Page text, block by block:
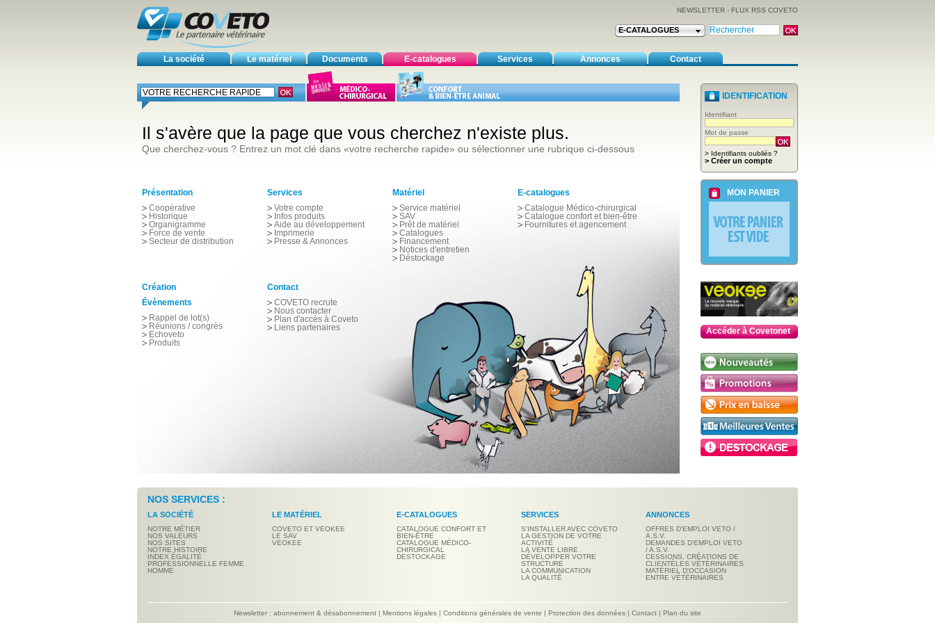
NEWSLETTER - FLUX RSS COVETO
E-CATALOGUES
La société Le matériel Documents E-catalogues Services Annonces Contact
Il s'avère que la page que vous cherchez n'existe plus.
Que cherchez-vous ? Entrez un mot clé dans «votre recherche rapide» ou sélectionner une rubrique ci-dessous
Présentation
Coopérative
Historique
Organigramme
Force de vente
Secteur de distribution
Services
Votre compte
Infos produits
Aide au développement
Imprimerie
Presse & Annonces
Matériel
Service matériel
SAV
Prêt de matériel
Catalogues
Financement
Notices d'entretien
Déstockage
E-catalogues
Catalogue Médico-chirurgical
Catalogue confort et bien-être
Fournitures et agencement
Création
Évènements
Rappel de lot(s)
Réunions / congrès
Echoveto
Produits
Contact
COVETO recrute
Nous contacter
Plan d'accès à Coveto
Liens partenaires
IDENTIFICATION
Identifiant
Mot de passe
> Identifiants oubliés ?
> Créer un compte
MON PANIER
Accéder à Covetonet
NOS SERVICES :
LA SOCIÉTÉ
NOTRE MÉTIER
NOS VALEURS
NOS SITES
NOTRE HISTOIRE
INDEX ÉGALITÉ
PROFESSIONNELLE FEMME
HOMME
LE MATÉRIEL
COVETO ET VEOKEE
LE SAV
VEOKEE
E-CATALOGUES
CATALOGUE CONFORT ET
BIEN-ÊTRE
CATALOGUE MÉDICO-
CHIRURGICAL
DESTOCKAGE
SERVICES
S'INSTALLER AVEC COVETO
LA GESTION DE VOTRE
ACTIVITÉ
LA VENTE LIBRE
DÉVELOPPER VOTRE
STRUCTURE
LA COMMUNICATION
LA QUALITÉ
ANNONCES
OFFRES D'EMPLOI VETO /
A.S.V.
DEMANDES D'EMPLOI VETO
/ A.S.V.
CESSIONS, CRÉATIONS DE
CLIENTÈLES VÉTÉRINAIRES
MATÉRIEL D'OCCASION
ENTRE VÉTÉRINAIRES
Newsletter : abonnement & désabonnement | Mentions légales | Conditions générales de vente | Protection des données | Contact | Plan du site